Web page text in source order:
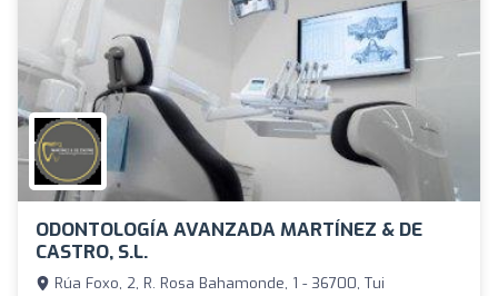
ODONTOLOGÍA AVANZADA MARTÍNEZ & DE
CASTRO, S.L.
Rúa Foxo, 2, R. Rosa Bahamonde, 1 - 36700, Tui